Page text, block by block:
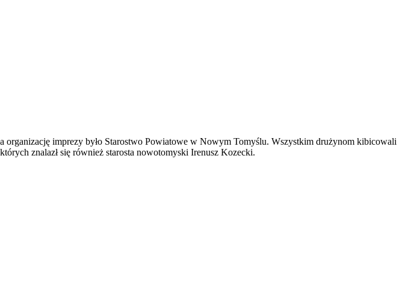
organizację imprezy było Starostwo Powiatowe w Nowym Tomyślu. Wszystkim drużynom kibicowali
znalazł się również starosta nowotomyski Irenusz Kozecki.